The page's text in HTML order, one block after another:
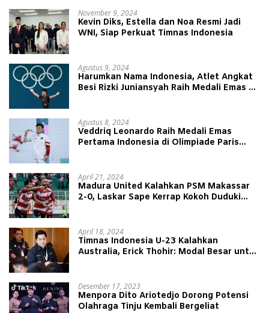
November 9, 2024
Kevin Diks, Estella dan Noa Resmi Jadi
WNI, Siap Perkuat Timnas Indonesia
Agustus 9, 2024
Harumkan Nama Indonesia, Atlet Angkat
Besi Rizki Juniansyah Raih Medali Emas di
Agustus 8, 2024
Veddriq Leonardo Raih Medali Emas
Pertama Indonesia di Olimpiade Paris
April 21, 2024
Madura United Kalahkan PSM Makassar
2-0, Laskar Sape Kerrap Kokoh Duduki
April 18, 2024
Timnas Indonesia U-23 Kalahkan
Australia, Erick Thohir: Modal Besar untuk
Desember 17, 2023
Menpora Dito Ariotedjo Dorong Potensi
Olahraga Tinju Kembali Bergeliat